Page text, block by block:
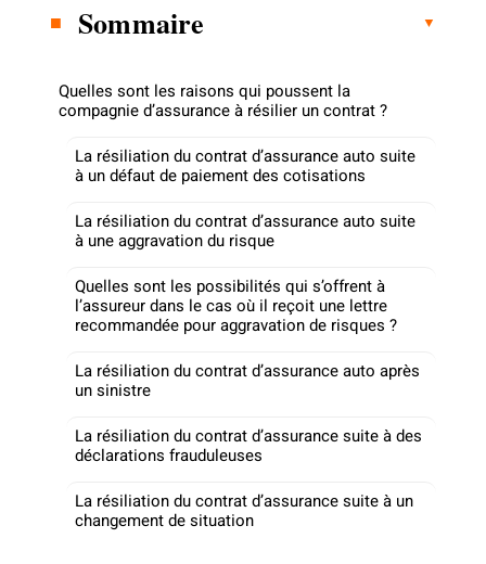
Sommaire
Quelles sont les raisons qui poussent la
compagnie d’assurance à résilier un contrat ?
La résiliation du contrat d’assurance auto suite
à un défaut de paiement des cotisations
La résiliation du contrat d’assurance auto suite
à une aggravation du risque
Quelles sont les possibilités qui s’offrent à
l’assureur dans le cas où il reçoit une lettre
recommandée pour aggravation de risques ?
La résiliation du contrat d’assurance auto après
un sinistre
La résiliation du contrat d’assurance suite à des
déclarations frauduleuses
La résiliation du contrat d’assurance suite à un
changement de situation